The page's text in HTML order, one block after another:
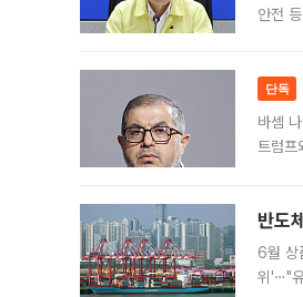
안전
단독
바셈
트럼
반도
6월 상
위'⋯"